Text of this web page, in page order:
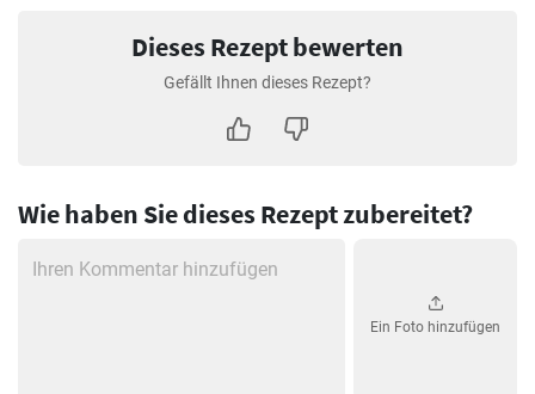
Dieses Rezept bewerten
Gefällt Ihnen dieses Rezept?
Wie haben Sie dieses Rezept zubereitet?
Ein Foto hinzufügen